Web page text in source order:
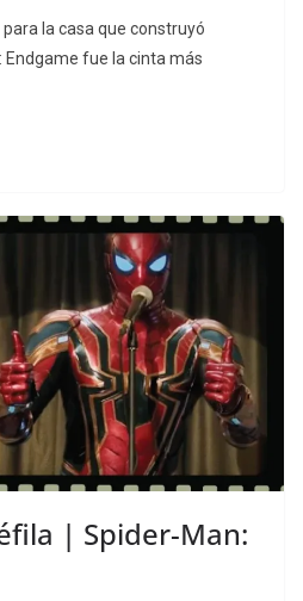
la casa que construyó
Endgame fue la cinta más
| Spider-Man: